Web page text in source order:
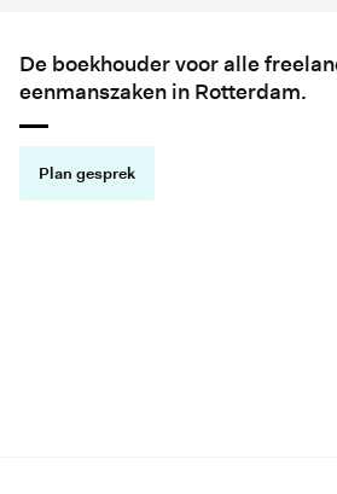
De boekhouder voor alle
eenmanszaken in Rotterdam.
Plan gesprek